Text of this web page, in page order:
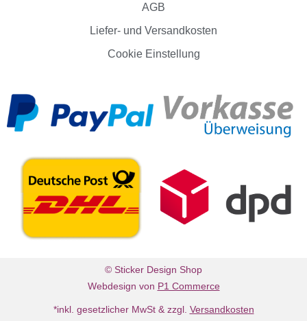
AGB
Liefer- und Versandkosten
Cookie Einstellung
© Sticker Design Shop
Webdesign von P1 Commerce
*inkl. gesetzlicher MwSt & zzgl. Versandkosten